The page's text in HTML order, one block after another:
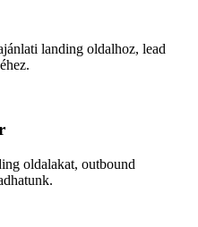
landing oldalhoz, lead
oldalakat, outbound